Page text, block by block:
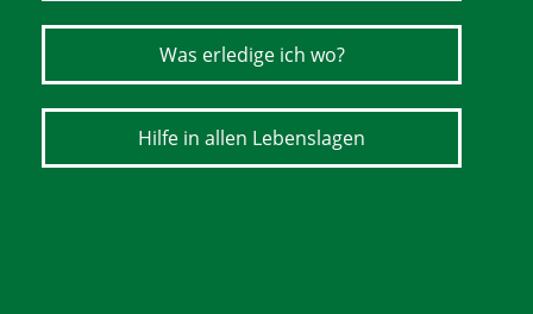
Was erledige ich wo?
Hilfe in allen Lebenslagen